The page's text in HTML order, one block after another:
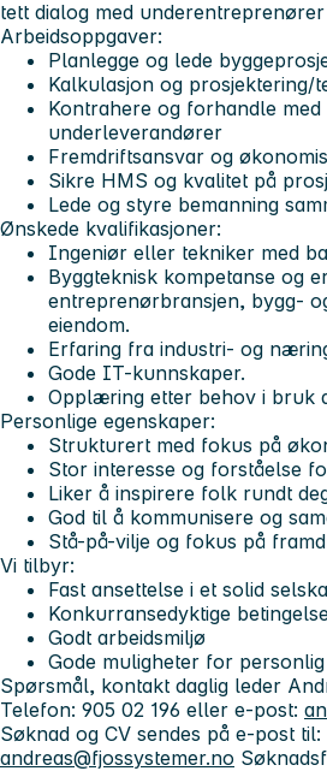
tett dialog med
Arbeidsoppgaver:
Planlegge og lede
Kalkulasjon og prosjektering/
Kontrahere og forhandle
underleverandører
Fremdriftsansvar og
Sikre HMS og kvalitet på
Lede og styre bemanning
Ønskede kvalifikasjoner:
Ingeniør eller tekniker med
Byggteknisk kompetanse og
entreprenørbransjen, bygg-
eiendom.
Erfaring fra industri- og
Gode IT-kunnskaper.
Opplæring etter behov i bruk
Personlige egenskaper:
Strukturert med fokus på
Stor interesse og forståelse
Liker å inspirere folk rundt
God til å kommunisere og
Stå-på-vilje og fokus på
Vi tilbyr:
Fast ansettelse i et solid
Konkurransedyktige
Godt arbeidsmiljø
Gode muligheter for
Spørsmål, kontakt daglig leder
Telefon: 905 02 196 eller e-post:
Søknad og CV sendes på e-post til:
andreas@fjossystemer.no